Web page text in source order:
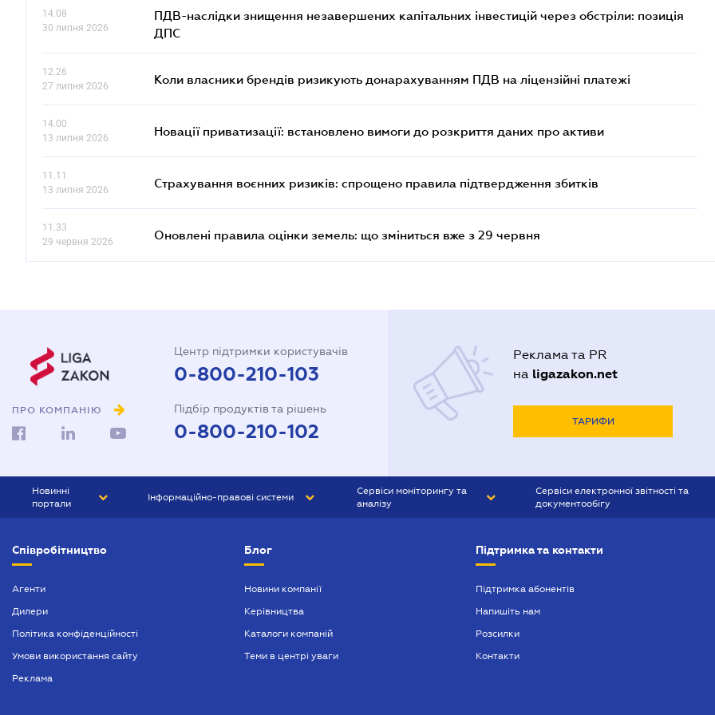
14.08
30 липня 2026
ПДВ-наслідки знищення незавершених капітальних інвестицій через обстріли: позиція
ДПС
12.26
27 липня 2026
Коли власники брендів ризикують донарахуванням ПДВ на ліцензійні платежі
14.00
13 липня 2026
Новації приватизації: встановлено вимоги до розкриття даних про активи
11.11
13 липня 2026
Страхування воєнних ризиків: спрощено правила підтвердження збитків
11.33
29 червня 2026
Оновлені правила оцінки земель: що зміниться вже з 29 червня
ПРО КОМПАНІЮ
Центр підтримки користувачів
0-800-210-103
Підбір продуктів та рішень
0-800-210-102
Реклама та PR
на ligazakon.net
ТАРИФИ
Новинні
портали
БІЗНЕС
Інформаційно-правові системи
БУХГАЛТЕР ПРОФ
Сервіси моніторингу та
аналізу
Сервіси електронної звітності та
документообігу
Співробітництво
Агенти
Дилери
Політика конфіденційності
Умови використання сайту
Реклама
Блог
Новини компанії
Керівництва
Каталоги компаній
Теми в центрі уваги
Підтримка та контакти
Підтримка абонентів
Напишіть нам
Розсилки
Контакти